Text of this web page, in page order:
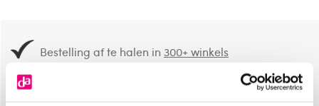
Bestelling af te halen in300+ winkels